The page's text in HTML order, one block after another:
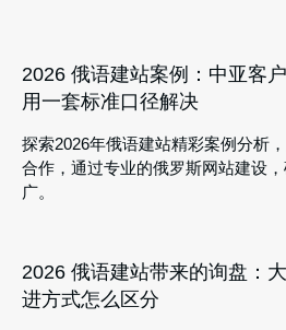
2026 俄语建站案例：中亚客
用一套标准口径解决
探索2026年俄语建站精彩案例分析
合作，通过专业的俄罗斯网站建设
广。
2026 俄语建站带来的询盘：
进方式怎么区分